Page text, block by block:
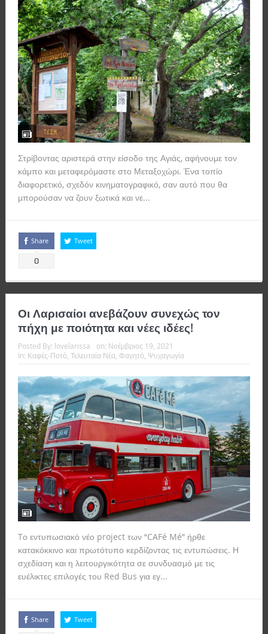
Στρίβοντας αριστερά στην είσοδο της Αγιάς, αφήνουμε τον
κάμπο και μεταφερόμαστε στο Μεταξοχώρι. Ένα τοπίο
διαφορετικό, σχεδόν κινηματογραφικό, σαν αυτό που θα
μπορούσαν να ζουν ξωτικά και νε...
Share
0
Tweet
Οι Λαρισαίοι ανεβάζουν συνεχώς τον
πήχη με ποιότητα και νέες ιδέες!
Posted By: lovelarissa on: Νοέμβριος 19, 2021
In: Καφές-Ποτό, Τελευταία Νέα, Φαγητό, Ψυχαγωγία
Tο εντυπωσιακό νέο project των “CAFé Mé” ήρθε
κατακόκκινο και πρωτότυπο κερδίζοντας τις εντυπώσεις. Η
σχεδίαση και η λειτουργικότητα σε συνδυασμό με τις
ευέλικτες επιλογές του Red Bus για εγ...
Share Tweet